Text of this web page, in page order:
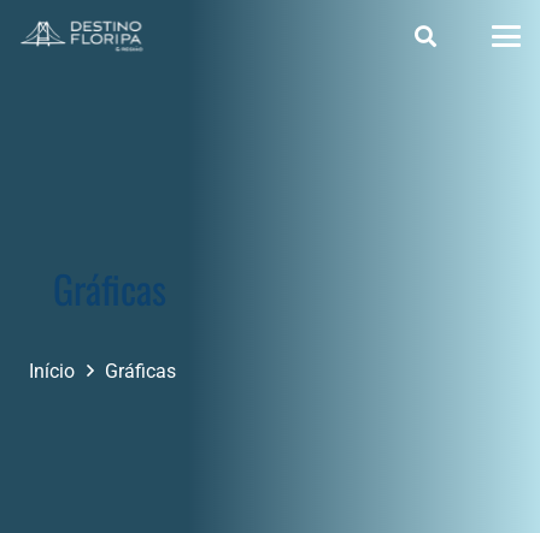
Gráficas
Início Gráficas